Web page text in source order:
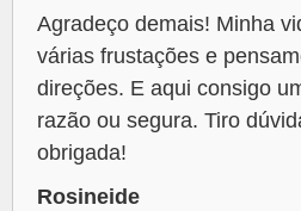
Agradeço demais! Minha
várias frustações e
direções. E aqui consigo
razão ou segura. Tiro
obrigada!
Rosineide